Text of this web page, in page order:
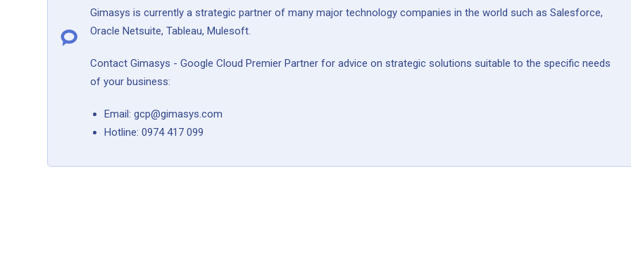
Gimasys is currently a strategic partner of many major technology companies in the world such as Salesforce,
Oracle Netsuite, Tableau, Mulesoft.
Contact Gimasys - Google Cloud Premier Partner for advice on strategic solutions suitable to the specific needs
of your business:
Email: gcp@gimasys.com
Hotline: 0974 417 099